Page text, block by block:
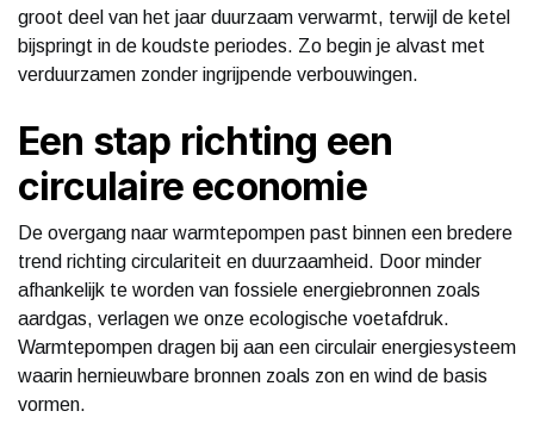
groot deel van het jaar duurzaam verwarmt, terwijl de ketel
bijspringt in de koudste periodes. Zo begin je alvast met
verduurzamen zonder ingrijpende verbouwingen.
Een stap richting een
circulaire economie
De overgang naar warmtepompen past binnen een bredere
trend richting circulariteit en duurzaamheid. Door minder
afhankelijk te worden van fossiele energiebronnen zoals
aardgas, verlagen we onze ecologische voetafdruk.
Warmtepompen dragen bij aan een circulair energiesysteem
waarin hernieuwbare bronnen zoals zon en wind de basis
vormen.